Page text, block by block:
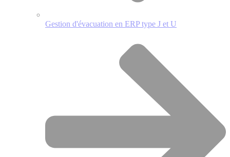
Gestion d'évacuation en ERP type J et U